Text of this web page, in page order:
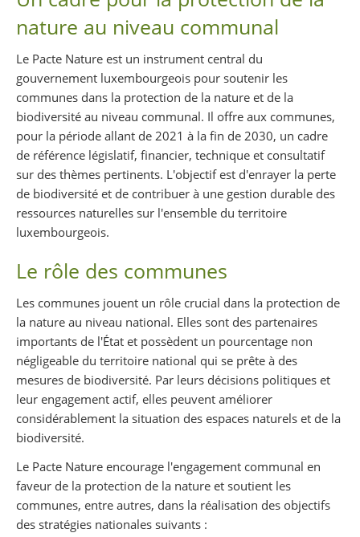
nature au niveau communal
Le Pacte Nature est un instrument central du
gouvernement luxembourgeois pour soutenir les
communes dans la protection de la nature et de la
biodiversité au niveau communal. Il offre aux communes,
pour la période allant de 2021 à la fin de 2030, un cadre
de référence législatif, financier, technique et consultatif
sur des thèmes pertinents. L'objectif est d'enrayer la perte
de biodiversité et de contribuer à une gestion durable des
ressources naturelles sur l'ensemble du territoire
luxembourgeois.
Le rôle des communes
Les communes jouent un rôle crucial dans la protection de
la nature au niveau national. Elles sont des partenaires
importants de l'État et possèdent un pourcentage non
négligeable du territoire national qui se prête à des
mesures de biodiversité. Par leurs décisions politiques et
leur engagement actif, elles peuvent améliorer
considérablement la situation des espaces naturels et de la
biodiversité.
Le Pacte Nature encourage l'engagement communal en
faveur de la protection de la nature et soutient les
communes, entre autres, dans la réalisation des objectifs
des stratégies nationales suivants :